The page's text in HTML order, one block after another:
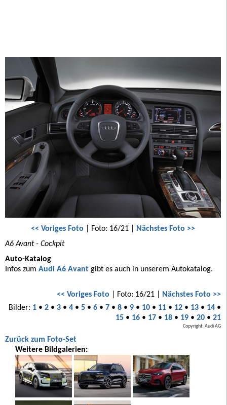
<< Voriges Foto | Foto: 16/21 |
Nächstes Foto >>
A6 Avant - Cockpit
Auto-Katalog
Infos zum Audi A6 Avant gibt es auch in unserem Autokatalog.
<< Voriges Foto | Foto: 16/21 |
Nächstes Foto >>
Bilder: 1• 2• 3• 4• 5• 6• 7• 8• 9• 10• 11• 12• 13• 14•
15• 16• 17• 18• 19• 20• 21
Copyright: Audi AG
Zurück zum Foto-Set
Weitere Bildgalerien: